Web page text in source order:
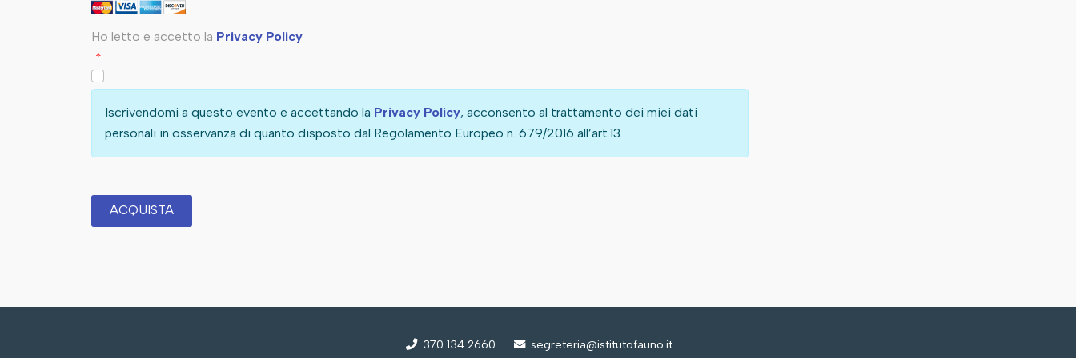
Ho letto e accetto la Privacy Policy
*
Iscrivendomi a questo evento e accettando la Privacy Policy, acconsento al trattamento dei miei dati
personali in osservanza di quanto disposto dal Regolamento Europeo n. 679/2016 all’art.13.
370 134 2660 segreteria@istitutofauno.it